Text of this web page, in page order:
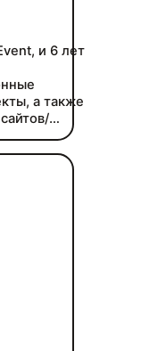
и 6 лет
а также
заверстаю